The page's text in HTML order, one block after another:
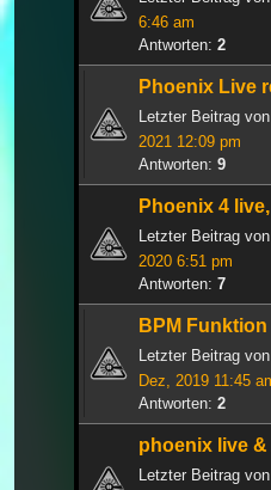
6:46 am
Antworten: 2
Phoenix Live
Letzter Beitrag von
2021 12:09 pm
Antworten: 9
Phoenix 4
Letzter Beitrag von
2020 6:51 pm
Antworten: 7
BPM Funktion
Letzter Beitrag von
Dez, 2019 11:45
Antworten: 2
phoenix live &
Letzter Beitrag von